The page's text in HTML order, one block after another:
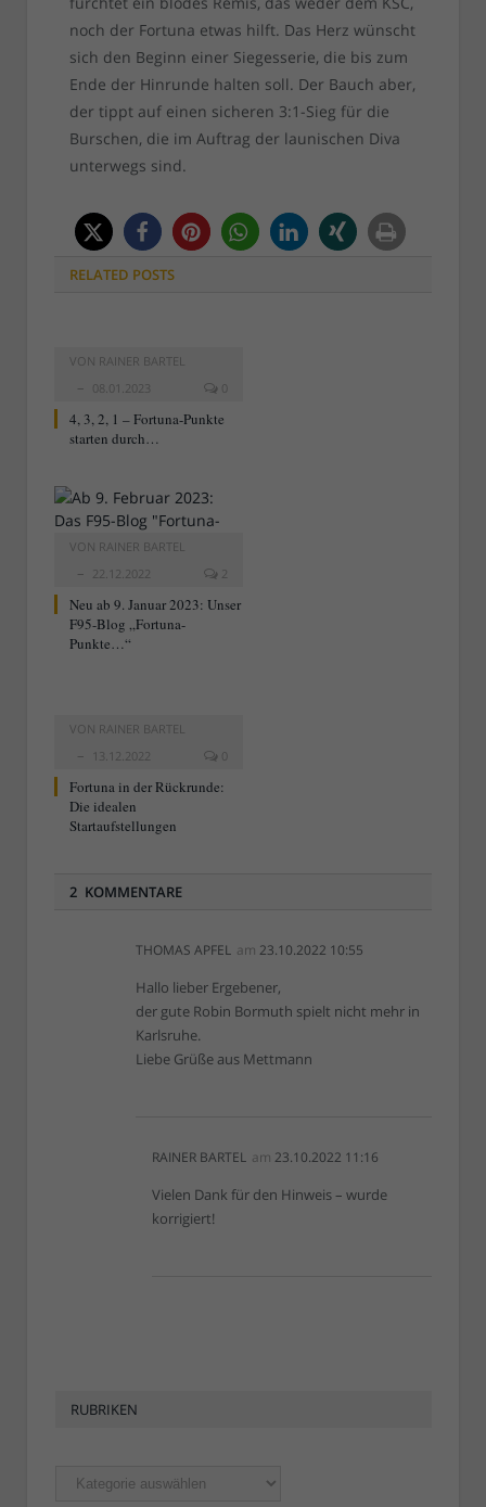
noch der Fortuna etwas hilft. Das Herz wünscht
sich den Beginn einer Siegesserie, die bis zum
Ende der Hinrunde halten soll. Der Bauch aber,
der tippt auf einen sicheren 3:1-Sieg für die
Burschen, die im Auftrag der launischen Diva
unterwegs sind.
RELATED POSTS
VON RAINER BARTEL
08.01.2023
0
4, 3, 2, 1 – Fortuna-Punkte
starten durch…
VON RAINER BARTEL
22.12.2022
2
Neu ab 9. Januar 2023: Unser
F95-Blog „Fortuna-
Punkte…“
VON RAINER BARTEL
13.12.2022
0
Fortuna in der Rückrunde:
Die idealen
Startaufstellungen
2 KOMMENTARE
THOMAS APFEL am 23.10.2022 10:55
Hallo lieber Ergebener,
der gute Robin Bormuth spielt nicht mehr in
Karlsruhe.
Liebe Grüße aus Mettmann
RAINER BARTEL am 23.10.2022 11:16
Vielen Dank für den Hinweis – wurde
korrigiert!
RUBRIKEN
Rubriken